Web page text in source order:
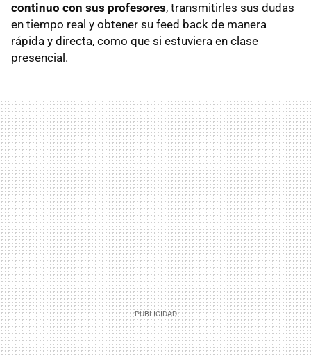
continuo con sus profesores, transmitirles sus dudas
en tiempo real y obtener su feed back de manera
rápida y directa, como que si estuviera en clase
presencial.